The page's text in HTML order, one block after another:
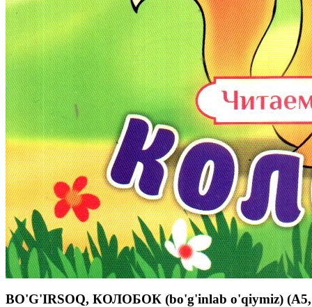
BO'G'IRSOQ, КОЛОБОК (bo'g'inlab o'qiymiz) (А5,